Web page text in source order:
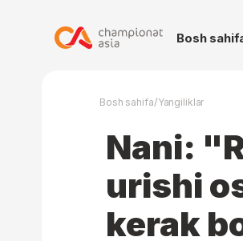
Bosh
Bosh sahifa/Yangiliklar
Nani:
urishi
kerak